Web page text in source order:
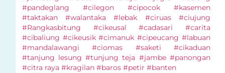
#pandeglang #cilegon #cipocok #kasemen
#taktakan #walantaka #lebak #ciruas #ciujung
#Rangkasbitung #cikeusal #cadasari #carita
#cibaliung #cikeusik #cimanuk #cipeucang #labuan
#mandalawangi #ciomas #saketi #cikaduan
#tanjung lesung #tunjung teja #jambe #panongan
#citra raya #kragilan #baros #petir #banten